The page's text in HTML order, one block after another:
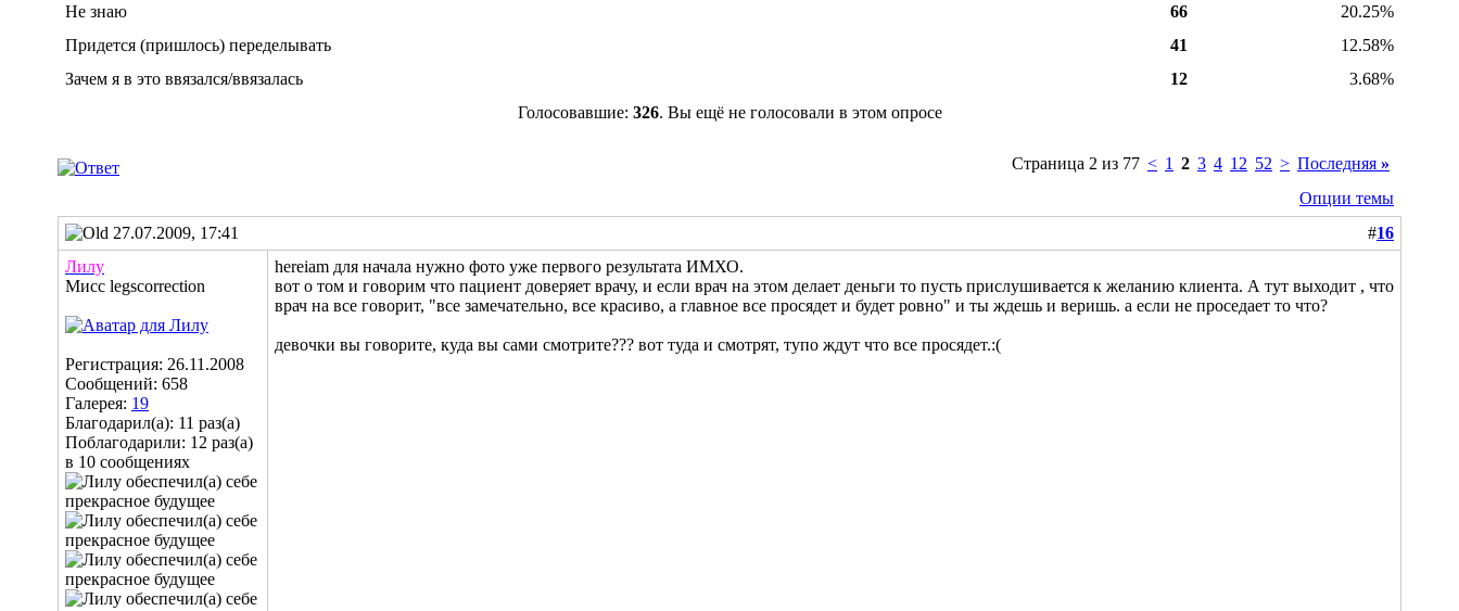
Не знаю
66
20.25%
Придется (пришлось) переделывать
41
12.58%
Зачем я в это ввязался/ввязалась
12
3.68%
Голосовавшие: 326. Вы ещё не голосовали в этом опросе
Страница 2 из 77 < 1 2 3 4 12 52 > Последняя »
Опции темы
27.07.2009, 17:41
#16
Лилу
Мисс legscorrection
Регистрация: 26.11.2008
Сообщений: 658
Галерея: 19
Благодарил(а): 11 раз(а)
Поблагодарили: 12 раз(а)
в 10 сообщениях
hereiam для начала нужно фото уже первого результата ИМХО.
вот о том и говорим что пациент доверяет врачу, и если врач на этом делает деньги то пусть прислушивается к желанию клиента. А тут выходит , что
врач на все говорит, "все замечательно, все красиво, а главное все просядет и будет ровно" и ты ждешь и веришь. а если не проседает то что?
девочки вы говорите, куда вы сами смотрите??? вот туда и смотрят, тупо ждут что все просядет.:(